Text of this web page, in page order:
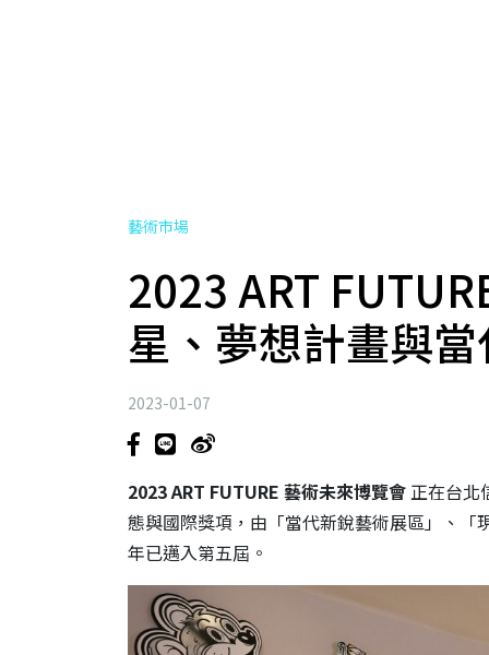
藝術市場
2023 ART
星、夢想計畫與
2023-01-07
2023 ART FUTURE 藝術未來博覽會正在台北
態與國際獎項，由「當代新銳藝術展區」、
年已邁入第五屆。